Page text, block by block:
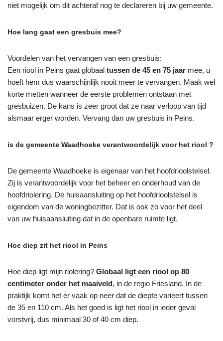
niet mogelijk om dit achteraf nog te declareren bij uw gemeente.
Hoe lang gaat een gresbuis mee?
Voordelen van het vervangen van een gresbuis:
Een riool in Peins gaat globaal tussen de 45 en 75 jaar mee, u
hoeft hem dus waarschijnlijk nooit meer te vervangen. Maak wel
korte metten wanneer de eerste problemen ontstaan met
gresbuizen. De kans is zeer groot dat ze naar verloop van tijd
alsmaar erger worden. Vervang dan uw gresbuis in Peins.
is de gemeente Waadhoeke verantwoordelijk voor het riool ?
De gemeente Waadhoeke is eigenaar van het hoofdrioolstelsel.
Zij is verantwoordelijk voor het beheer en onderhoud van de
hoofdriolering. De huisaansluiting op het hoofdrioolstelsel is
eigendom van de woningbezitter. Dat is ook zo voor het deel
van uw huisaansluiting dat in de openbare ruimte ligt.
Hoe diep zit het riool in Peins
Hoe diep ligt mijn riolering? Globaal ligt een riool op 80
centimeter onder het maaiveld, in de regio Friesland. In de
praktijk komt het er vaak op neer dat de diepte varieert tussen
de 35 en 110 cm. Als het goed is ligt het riool in ieder geval
vorstvrij, dus minimaal 30 of 40 cm diep.